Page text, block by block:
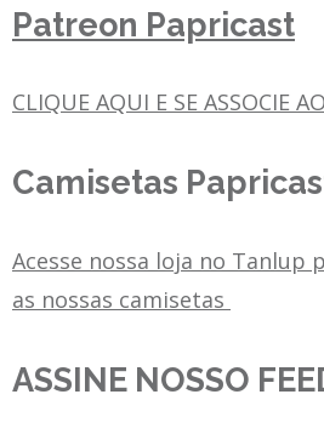
Patreon Papricast
CLIQUE AQUI E SE ASSOCIE
Camisetas
Acesse nossa loja no Tanlup
as nossas camisetas
ASSINE NOSSO